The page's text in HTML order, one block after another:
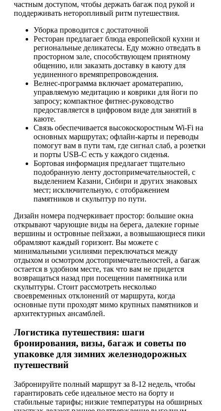
частным доступом, чтобы держать багаж под рукой и
поддерживать неторопливый ритм путешествия.
Уборка проводится с достаточной
Ресторан предлагает блюда европейской кухни и
региональные деликатесы. Еду можно отведать в
просторном зале, способствующем приятному
общению, или заказать доставку в каюту для
уединенного времяпрепровождения.
Велнес-программа включает ароматерапию,
управляемую медитацию и коврики для йоги по
запросу; компактное фитнес-руководство
предоставляется в цифровом виде для занятий в
каюте.
Связь обеспечивается высокоскоростным Wi-Fi на
основных маршрутах; офлайн-карты и переводы
помогут вам в пути там, где сигнал слаб, а розетки
и порты USB-C есть у каждого сиденья.
Бортовая информация предлагает тщательно
подобранную ленту достопримечательностей, с
выделением Казани, Сибири и других знаковых
мест; исключительную, с отображением
памятников и скульптур по пути.
Дизайн номера подчеркивает простор: большие окна
открывают чарующие виды на берега, далекие горные
вершины и островные пейзажи, а возвышающиеся пики
обрамляют каждый горизонт. Вы можете с
минимальными усилиями переключаться между
отдыхом и осмотром достопримечательностей, а багаж
остается в удобном месте, так что вам не придется
возвращаться назад при посещении памятника или
скульптуры. Стоит рассмотреть несколько
своевременных отклонений от маршрута, когда
основные пути проходят мимо крупных памятников и
архитектурных ансамблей.
Логистика путешествия: шаги
бронирования, визы, багаж и советы по
упаковке для зимних железнодорожных
путешествий
Забронируйте полный маршрут за 8-12 недель, чтобы
гарантировать себе идеальное место на борту и
стабильные тарифы; низкие температуры на обширных